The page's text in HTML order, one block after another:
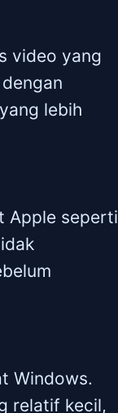
video yang
lebih
Apple seperti
Windows.
relatif kecil,